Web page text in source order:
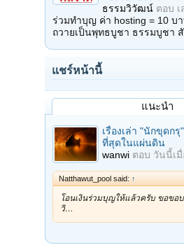
ธรรมวิวัฒน์ ตอบ
ร่วมทำบุญ ค่า hosting = 10 บ
ถวายเป็นพุทธบูชา ธรรมบูชา
แชร์หน้านี้
แนะนำ
เรื่องเล่า "นักขุดก
ที่สุดในแผ่นดิน
wanwi ตอบ วันนี้เ
Natthawut_pool said: ↑
โอนเงินร่วมบุญให้แล้วครับ ขอข
วิ…